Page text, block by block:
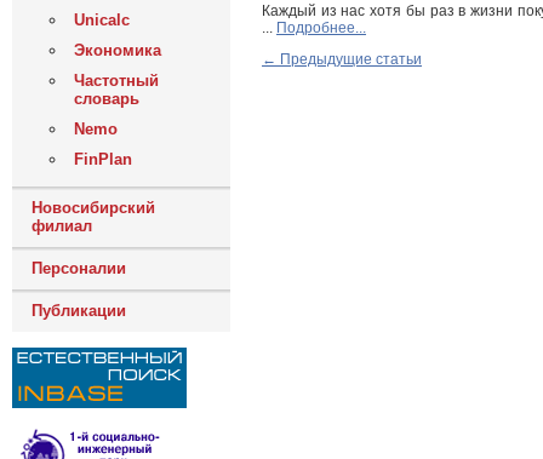
Unicalc
Экономика
Частотный
словарь
Nemo
FinPlan
Новосибирский
филиал
Персоналии
Публикации
Каждый из нас хотя бы раз в жизни
... Подробнее...
← Предыдущие статьи